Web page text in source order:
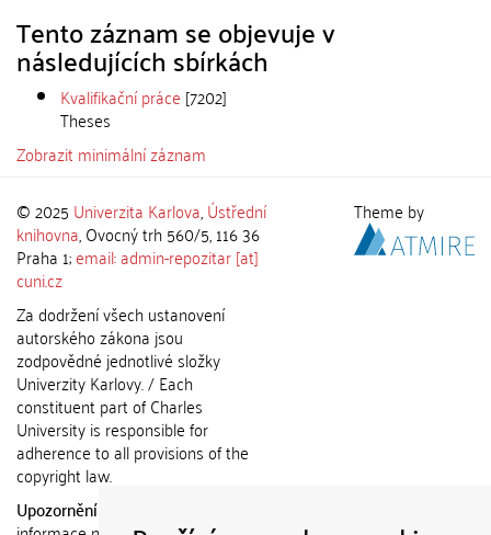
Tento záznam se objevuje v
následujících sbírkách
Kvalifikační práce [7202]
Theses
Zobrazit minimální záznam
© 2025 Univerzita Karlova,Ústřední
knihovna, Ovocný trh 560/5, 116 36
Praha 1;email: admin-repozitar [at]
cuni.cz
Za dodržení všech ustanovení
autorského zákona jsou
zodpovědné jednotlivé složky
Univerzity Karlovy. / Each
constituent part of Charles
University is responsible for
adherence to all provisions of the
copyright law.
Upozornění / Notice:
Theme by